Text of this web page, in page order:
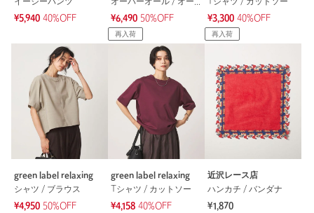
イージーパンツ
¥5,940 40%OFF
オーバーオール / オールインワン
¥6,490 50%OFF
再入荷
Tシャツ / カットソー
¥3,300 40%OFF
再入荷
green label relaxing
シャツ / ブラウス
¥4,950 50%OFF
green label relaxing
Tシャツ / カットソー
¥4,158 40%OFF
近沢レース店
ハンカチ / バンダナ
¥1,870